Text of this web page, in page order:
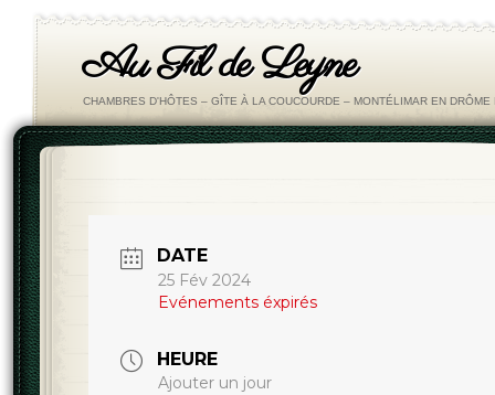
Au Fil de Leyne
CHAMBRES D'HÔTES – GÎTE À LA COUCOURDE – MONTÉLIMAR EN DRÔME
DATE
25 Fév 2024
Evénements éxpirés
HEURE
Ajouter un jour